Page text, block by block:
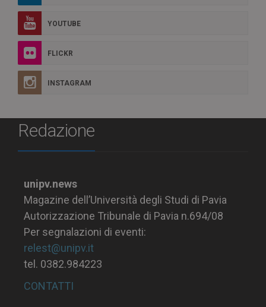
YOUTUBE
FLICKR
INSTAGRAM
Redazione
unipv.news
Magazine dell’Università degli Studi di Pavia
Autorizzazione Tribunale di Pavia n.694/08
Per segnalazioni di eventi:
relest@unipv.it
tel. 0382.984223
CONTATTI